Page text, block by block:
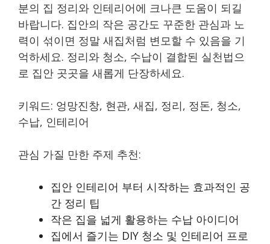
분의 집 정리와 인테리어에 크나큰 도움이 되길
바랍니다. 집안의 작은 공간도 꾸준한 관심과 노
력이 섞이면 정말 새집처럼 변모할 수 있음을 기
억하세요. 정리와 청소, 수납이 결합된 실천법으
로 집안 곳곳을 새롭게 단장하세요.
키워드: 엉망진창, 현관, 새집, 정리, 정돈, 청소,
수납, 인테리어
관심 가질 만한 주제 추천:
집안 인테리어 부터 시작하는 효과적인 공
간 정리 팁
작은 집을 넓게 활용하는 수납 아이디어
집에서 즐기는 DIY 청소 및 인테리어 프로